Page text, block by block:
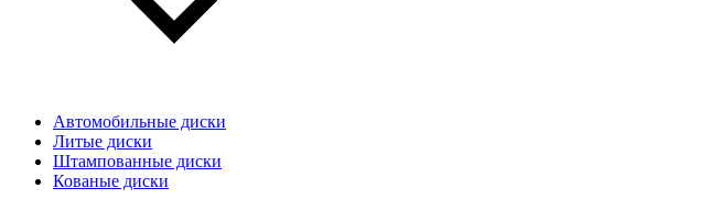
Автомобильные диски
Литые диски
Штампованные диски
Кованые диски